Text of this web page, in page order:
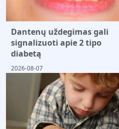
Dantenų uždegimas gali
signalizuoti apie 2 tipo
diabetą
2026-08-07